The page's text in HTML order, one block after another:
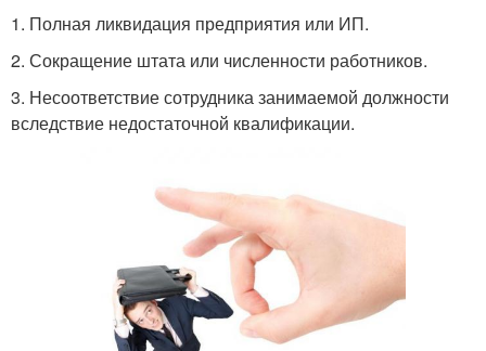
1. Полная ликвидация предприятия или ИП.
2. Сокращение штата или численности работников.
3. Несоответствие сотрудника занимаемой должности
вследствие недостаточной квалификации.